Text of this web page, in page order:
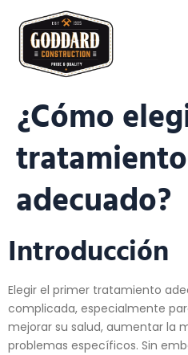
¿Cómo
tratamiento
adecuado?
Introducción
Elegir el primer tratamiento
complicada, especialmente
mejorar su salud, aumentar la
problemas específicos. Sin